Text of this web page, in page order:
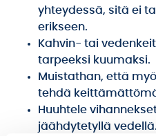
yhteydessä, sitä ei
erikseen.
Kahvin- tai
tarpeeksi kuumaksi.
Muistathan, että
tehdä
Huuhtele
jäähdytetyllä vedellä.